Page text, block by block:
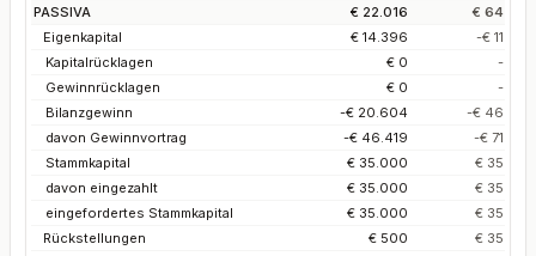
PASSIVA
€ 22.016
€ 64
Eigenkapital
€ 14.396
-€ 11
Kapitalrücklagen
€ 0
-
Gewinnrücklagen
€ 0
-
Bilanzgewinn
-€ 20.604
-€ 46
davon Gewinnvortrag
-€ 46.419
-€ 71
Stammkapital
€ 35.000
€ 35
davon eingezahlt
€ 35.000
€ 35
eingefordertes Stammkapital
€ 35.000
€ 35
Rückstellungen
€ 500
€ 35